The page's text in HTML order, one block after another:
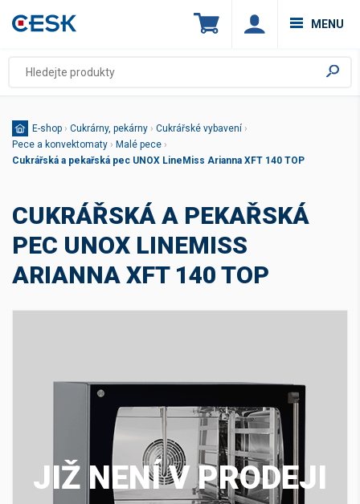
MENU
E-shop › Cukrárny, pekárny › Cukrářské vybavení ›
Pece a konvektomaty › Malé pece ›
Cukrářská a pekařská pec UNOX LineMiss Arianna XFT 140 TOP
CUKRÁŘSKÁ A PEKAŘSKÁ
PEC UNOX LINEMISS
ARIANNA XFT 140 TOP
JIŽ NENÍ V PRODEJI